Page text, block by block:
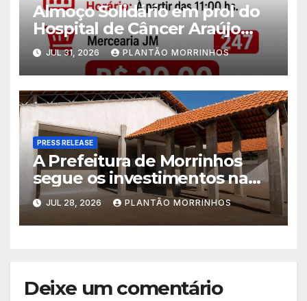
Almoço Solidário em prol do
Hospital de Câncer Araújo
Jorge é realizado no Jardim
América
JUL 31, 2026 PLANTÃO MORRINHOS
PRESS RELEASE
A Prefeitura de Morrinhos
segue os investimentos na
educação. A obra da Escola
Municipal Eudóxio de
Figueiredo avança em ritmo
JUL 28, 2026 PLANTÃO MORRINHOS
Deixe um comentário